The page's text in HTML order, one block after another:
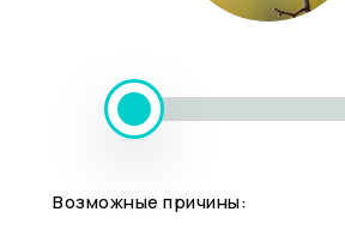
Возможные причины: